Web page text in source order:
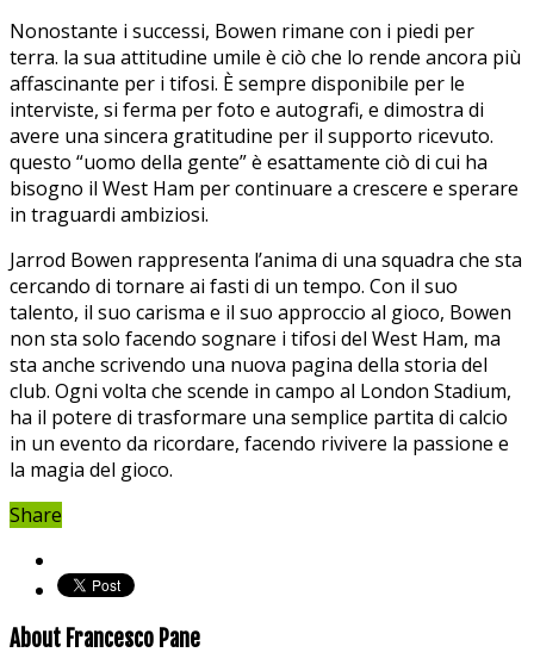
Nonostante⁣ i successi, Bowen rimane con i piedi ⁢per⁣
terra. la sua attitudine ‌umile ​è‌ ciò che lo rende ancora più
affascinante per i tifosi. È sempre disponibile per le
interviste, si ferma per foto e autografi, e dimostra di
avere una‍ sincera gratitudine per il supporto ricevuto.
⁢questo “uomo della gente” è esattamente ciò di cui ⁢ha
bisogno⁢ il West‍ Ham per continuare a crescere e sperare
in traguardi ambiziosi.
Jarrod ‌Bowen rappresenta⁢ l’anima​ di una squadra ​che sta
cercando di tornare ai fasti di ⁤un tempo.⁢ Con il⁤ suo
‌talento, il suo⁤ carisma e il suo approccio​ al gioco, Bowen
non sta ‍solo facendo sognare i tifosi ‌del West Ham, ma
sta anche ⁤scrivendo una nuova pagina della storia del
club. Ogni volta che scende in campo al ​London Stadium, ​
ha il potere di trasformare una semplice ‍partita⁢ di calcio⁢
in un evento da ricordare, facendo rivivere la passione e
la magia del gioco.
Share
About Francesco Pane